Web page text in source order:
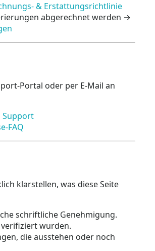
& Erstattungsrichtlinie
abgerechnet werden →
Portal oder per E-Mail an
Support
FAQ
klarstellen, was diese Seite
schriftliche Genehmigung.
wurden.
die ausstehen oder noch